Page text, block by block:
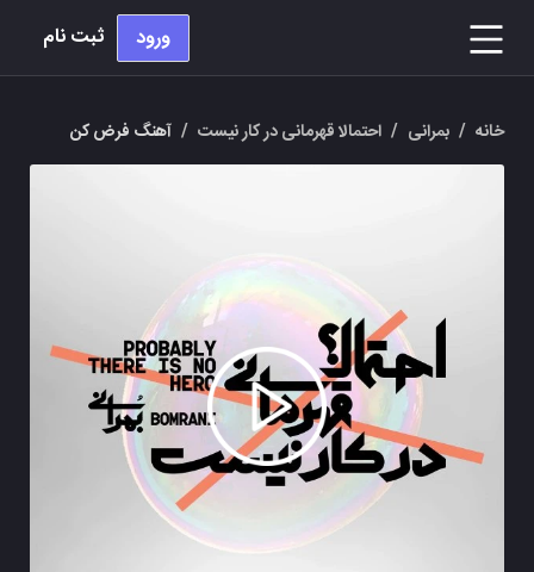
ورود ثبت نام
خانه / بمرانی / احتمالا قهرمانی در کار نیست / آهنگ فرض کن